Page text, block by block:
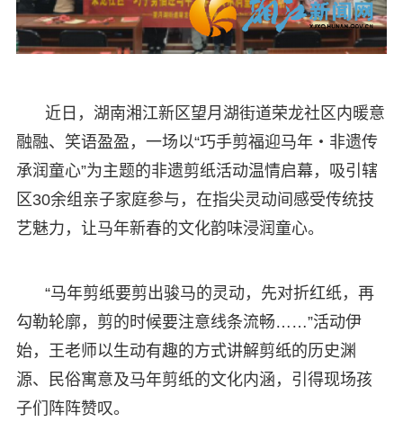
近日，湖南湘江新区望月湖街道荣龙社区内暖意
融融、笑语盈盈，一场以“巧手剪福迎马年・非遗传
承润童心”为主题的非遗剪纸活动温情启幕，吸引辖
区30余组亲子家庭参与，在指尖灵动间感受传统技
艺魅力，让马年新春的文化韵味浸润童心。
“马年剪纸要剪出骏马的灵动，先对折红纸，再
勾勒轮廓，剪的时候要注意线条流畅……”活动伊
始，王老师以生动有趣的方式讲解剪纸的历史渊
源、民俗寓意及马年剪纸的文化内涵，引得现场孩
子们阵阵赞叹。